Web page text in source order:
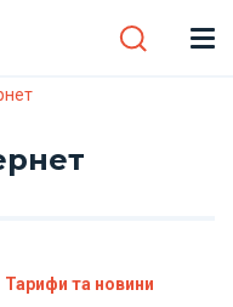
Тарифи та новини